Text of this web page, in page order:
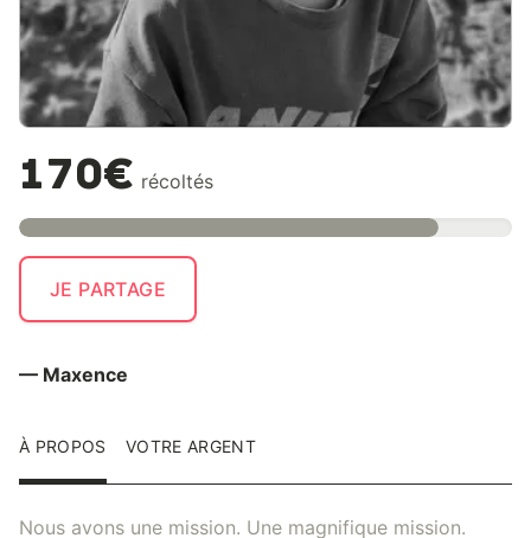
170€ récoltés
JE PARTAGE
— Maxence
À PROPOS VOTRE ARGENT
Nous avons une mission. Une magnifique mission.